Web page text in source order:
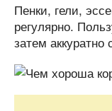
Пенки, гели,
регулярно.
затем